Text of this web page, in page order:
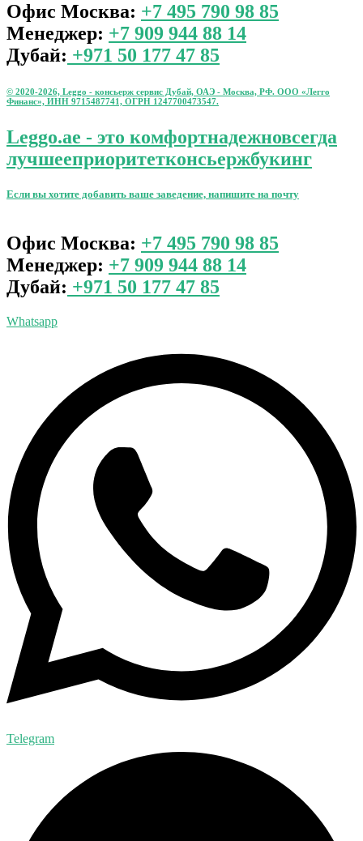
Офис Москва: +7 495 790 98 85
Менеджер: +7 909 944 88 14
Дубай: +971 50 177 47 85
© 2020-2026, Leggo - консьерж сервис Дубай, ОАЭ - Москва, РФ. ООО «Легго
Финанс», ИНН 9715487741, ОГРН 1247700473547.
Leggo.ae - это комфортнадежновсегда
лучшееприоритетконсьержбукинг
Если вы хотите добавить ваше заведение, напишите на почту
Офис Москва: +7 495 790 98 85
Менеджер: +7 909 944 88 14
Дубай: +971 50 177 47 85
Whatsapp
Telegram